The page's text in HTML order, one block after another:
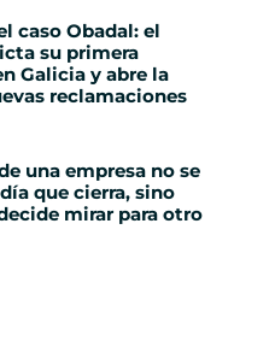
caso Obadal: el
su primera
Galicia y abre la
reclamaciones
una empresa no se
que cierra, sino
mirar para otro